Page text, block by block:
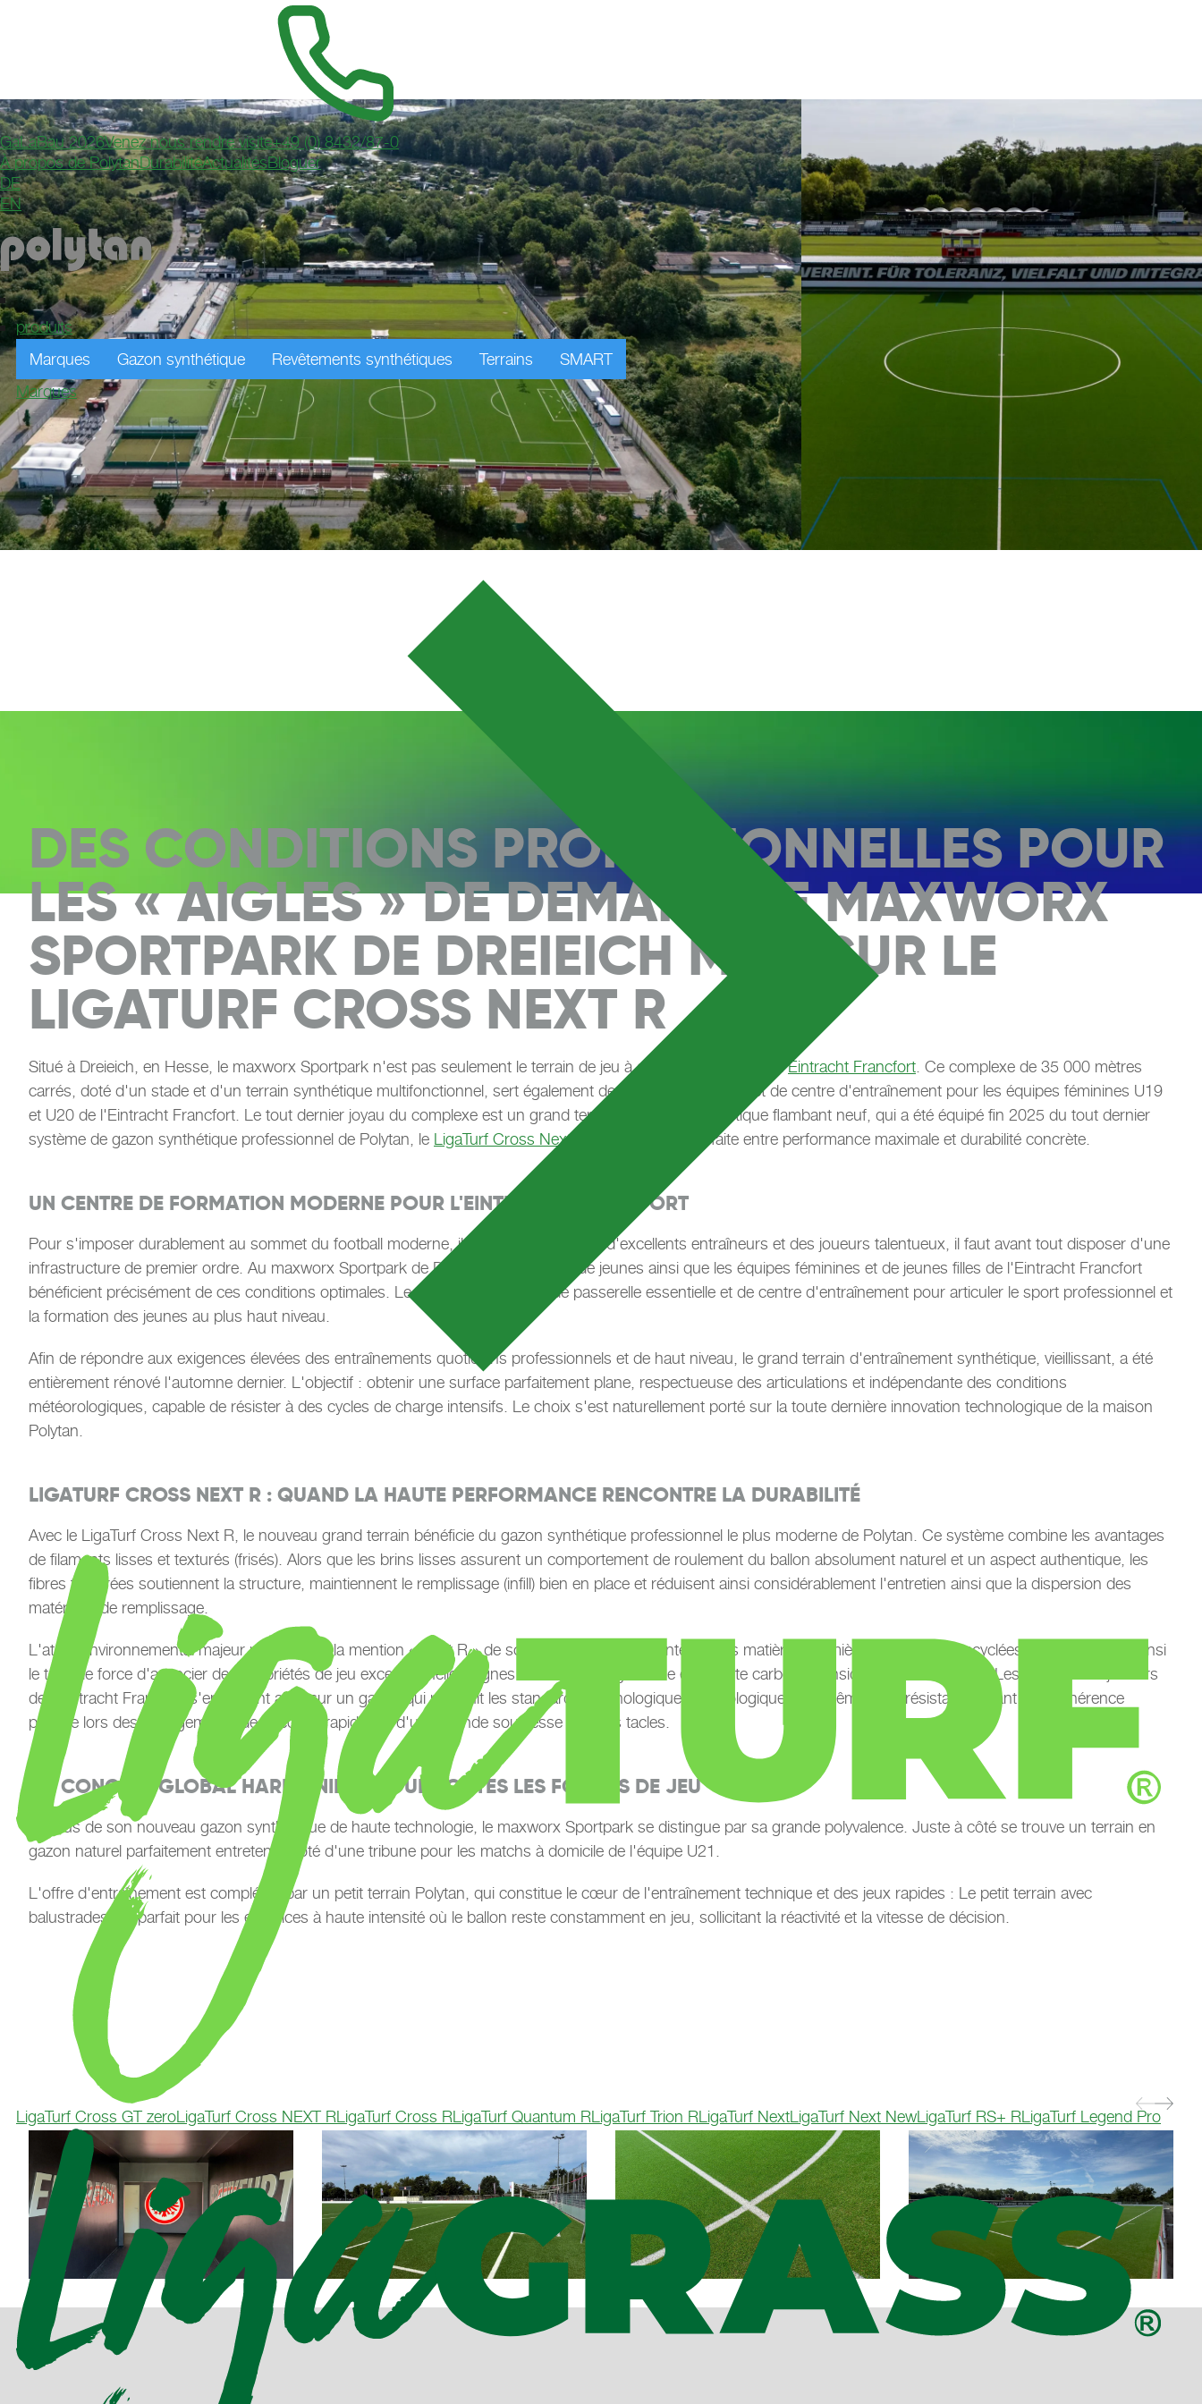
GaLaBau 2026Venez nous rendre visite+49 (0) 8432/87-0
À propos de PolytanDurabilitéActualitésBloguer
DE
EN
produits
Marques
Gazon synthétique Revêtements synthétiques Terrains
SMART
Marques
LigaTurf Cross GT zeroLigaTurf Cross NEXT RLigaTurf Cross RLigaTurf Quantum RLigaTurf Trion RLigaTurf NextLigaTurf Next NewLigaTurf RS+ RLigaTurf Legend Pro
MAXWORX SPORTPARK,
DES CONDITIONS PROFESSIONNELLES POUR
LES « AIGLES » DE DEMAIN : LE MAXWORX
SPORTPARK DE DREIEICH MISE SUR LE
LIGATURF CROSS NEXT R
Situé à Dreieich, en Hesse, le maxworx Sportpark n'est pas seulement le terrain de jeu à domicile des U21 de l'Eintracht Francfort . Ce complexe de 35 000 mètres
carrés, doté d'un stade et d'un terrain synthétique multifonctionnel, sert également de lieu d'événementiel et de centre d'entraînement pour les équipes féminines U19
et U20 de l'Eintracht Francfort. Le tout dernier joyau du complexe est un grand terrain en gazon synthétique flambant neuf, qui a été équipé fin 2025 du tout dernier
système de gazon synthétique professionnel de Polytan, le LigaTurf Cross Next R – la symbiose parfaite entre performance maximale et durabilité concrète.
UN CENTRE DE FORMATION MODERNE POUR L'EINTRACHT FRANCFORT
Pour s'imposer durablement au sommet du football moderne, il ne suffit pas d'avoir d'excellents entraîneurs et des joueurs talentueux, il faut avant tout disposer d'une
infrastructure de premier ordre. Au maxworx Sportpark de Dreieich, les équipes de jeunes ainsi que les équipes féminines et de jeunes filles de l'Eintracht Francfort
bénéficient précisément de ces conditions optimales. Le complexe fait office de passerelle essentielle et de centre d'entraînement pour articuler le sport professionnel et
la formation des jeunes au plus haut niveau.
Afin de répondre aux exigences élevées des entraînements quotidiens professionnels et de haut niveau, le grand terrain d'entraînement synthétique, vieillissant, a été
entièrement rénové l'automne dernier. L'objectif : obtenir une surface parfaitement plane, respectueuse des articulations et indépendante des conditions
météorologiques, capable de résister à des cycles de charge intensifs. Le choix s'est naturellement porté sur la toute dernière innovation technologique de la maison
Polytan.
LIGATURF CROSS NEXT R : QUAND LA HAUTE PERFORMANCE RENCONTRE LA DURABILITÉ
Avec le LigaTurf Cross Next R, le nouveau grand terrain bénéficie du gazon synthétique professionnel le plus moderne de Polytan. Ce système combine les avantages
de filaments lisses et texturés (frisés). Alors que les brins lisses assurent un comportement de roulement du ballon absolument naturel et un aspect authentique, les
fibres texturées soutiennent la structure, maintiennent le remplissage (infill) bien en place et réduisent ainsi considérablement l'entretien ainsi que la dispersion des
matériaux de remplissage.
L'atout environnemental majeur réside dans la mention « Next R » de son nom : ce système intègre des matières premières durables et recyclées. Polytan réussit ainsi
le tour de force d'associer des propriétés de jeu exceptionnelles dignes de la Bundesliga à une empreinte carbone considérablement réduite. Les joueuses et joueurs
de l'Eintracht Francfort s'entraînent ainsi sur un gazon qui redéfinit les standards technologiques et écologiques – extrêmement résistant, offrant une adhérence
parfaite lors des changements de direction rapides et d'une grande souplesse lors des tacles.
UN CONCEPT GLOBAL HARMONIEUX POUR TOUTES LES FORMES DE JEU
En plus de son nouveau gazon synthétique de haute technologie, le maxworx Sportpark se distingue par sa grande polyvalence. Juste à côté se trouve un terrain en
gazon naturel parfaitement entretenu, doté d'une tribune pour les matchs à domicile de l'équipe U21.
L'offre d'entraînement est complétée par un petit terrain Polytan, qui constitue le cœur de l'entraînement technique et des jeux rapides : Le petit terrain avec
balustrades est parfait pour les exercices à haute intensité où le ballon reste constamment en jeu, sollicitant la réactivité et la vitesse de décision.